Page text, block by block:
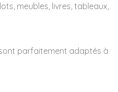
meubles, livres, tableaux,
parfaitement adaptés à